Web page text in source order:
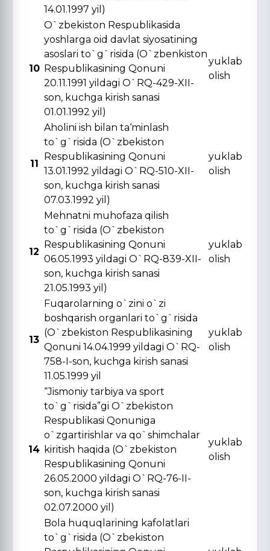
14.01.1997 yil)
10
O`zbekiston Respublikasida
yoshlarga oid davlat siyosatining
asoslari to`g`risida (O`zbenkiston
Respublikasining Qonuni
20.11.1991 yildagi O`RQ-429-XII-
son, kuchga kirish sanasi
01.01.1992 yil)
yuklab
olish
11
Aholini ish bilan ta‘minlash
to`g`risida (O`zbekiston
Respublikasining Qonuni
13.01.1992 yildagi O`RQ-510-XII-
son, kuchga kirish sanasi
07.03.1992 yil)
yuklab
olish
12
Mehnatni muhofaza qilish
to`g`risida (O`zbekiston
Respublikasining Qonuni
06.05.1993 yildagi O`RQ-839-XII-
son, kuchga kirish sanasi
21.05.1993 yil)
yuklab
olish
13
Fuqarolarning o`zini o`zi
boshqarish organlari to`g`risida
(O`zbekiston Respublikasining
Qonuni 14.04.1999 yildagi O`RQ-
758-I-son, kuchga kirish sanasi
11.05.1999 yil
yuklab
olish
14
“Jismoniy tarbiya va sport
to`g`risida”gi O`zbekiston
Respublikasi Qonuniga
o`zgartirishlar va qo`shimchalar
kiritish haqida (O`zbekiston
Respublikasining Qonuni
26.05.2000 yildagi O`RQ-76-II-
son, kuchga kirish sanasi
02.07.2000 yil)
yuklab
olish
Bola huquqlarining kafolatlari
to`g`risida (O`zbekiston